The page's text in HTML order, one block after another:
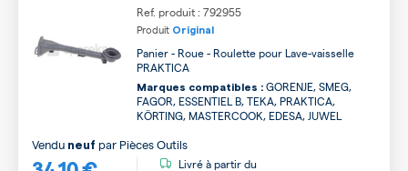
Ref. produit : 792955
Produit Original
Panier - Roue - Roulette pour Lave-vaisselle
PRAKTICA
Marques compatibles : GORENJE, SMEG,
FAGOR, ESSENTIEL B, TEKA, PRAKTICA,
KÖRTING, MASTERCOOK, EDESA, JUWEL
Vendu neuf par Pièces Outils
Livré à partir du